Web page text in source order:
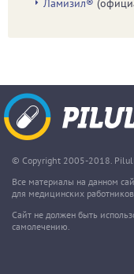
© Copyright 2005-2018.
Все материалы на данном
для медицинских
Сайт не должен быть
самолечению.